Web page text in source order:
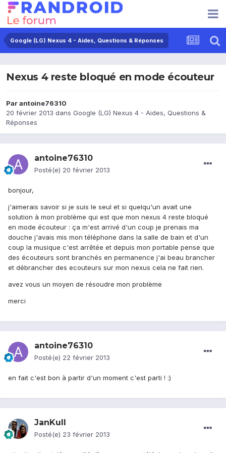
Google (LG) Nexus 4 - Aides, Questions & Réponses
Nexus 4 reste bloqué en mode écouteur
Parantoine76310
20 février 2013 dans Google (LG) Nexus 4 - Aides, Questions &
Réponses
antoine76310
Posté(e) 20 février 2013
bonjour,
j'aimerais savoir si je suis le seul et si quelqu'un avait une
solution à mon problème qui est que mon nexus 4 reste bloqué
en mode écouteur : ça m'est arrivé d'un coup je prenais ma
douche j'avais mis mon téléphone dans la salle de bain et d'un
coup la musique c'est arrêtée et depuis mon portable pense que
des écouteurs sont branchés en permanence j'ai beau brancher
et débrancher des ecouteurs sur mon nexus cela ne fait rien.
avez vous un moyen de résoudre mon problème
merci
antoine76310
Posté(e) 22 février 2013
en fait c'est bon à partir d'un moment c'est parti ! :)
JanKull
Posté(e) 23 février 2013